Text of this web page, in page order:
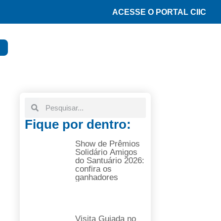
ACESSE O PORTAL CIIC
Fique por dentro:
Show de Prêmios
Solidário Amigos
do Santuário 2026:
confira os
ganhadores
Visita Guiada no